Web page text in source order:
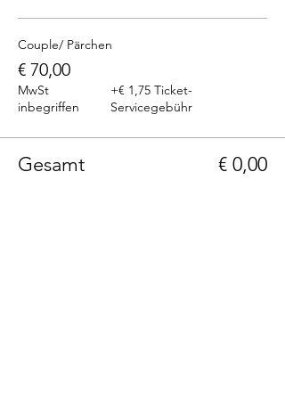
Couple/ Pärchen
€ 70,00
MwSt
inbegriffen
+€ 1,75 Ticket-
Servicegebühr
Gesamt € 0,00